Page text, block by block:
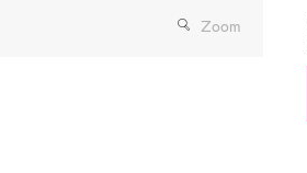
Zoom